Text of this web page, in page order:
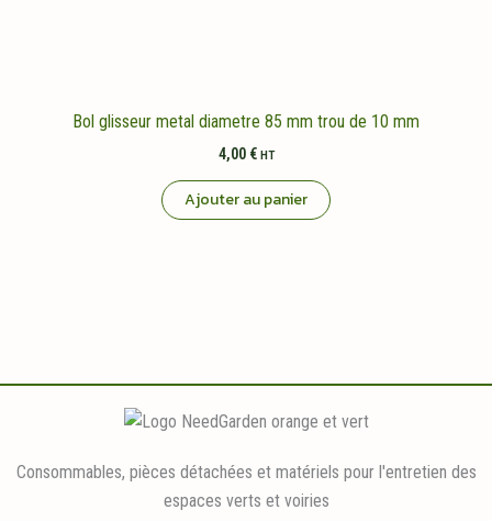
Bol glisseur metal diametre 85 mm trou de 10 mm
4,00 € HT
Ajouter au panier
Consommables, pièces détachées et matériels pour l'entretien des
espaces verts et voiries